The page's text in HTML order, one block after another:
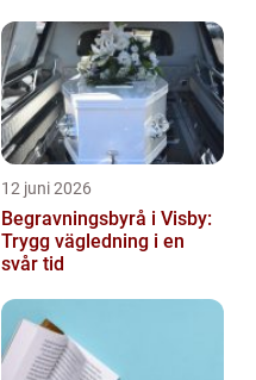
12 juni 2026
Begravningsbyrå i Visby:
Trygg vägledning i en
svår tid